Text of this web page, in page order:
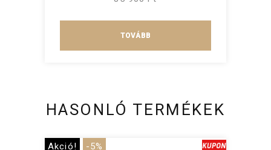
TOVÁBB
HASONLÓ TERMÉKEK
Akció! -5%